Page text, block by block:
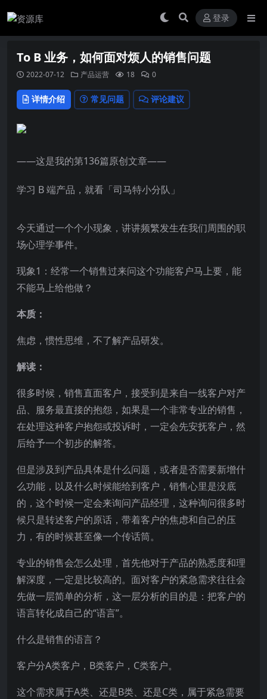
登录
To B 业务，如何面对烦人的销售问题
2022-07-12 产品运营 18 0
详情介绍 常见问题 评论建议
——这是我的第136篇原创文章——
学习 B 端产品，就看「司马特小分队」
今天通过一个个小现象，讲讲频繁发生在我们周围的职
场心理学事件。
现象1：经常一个销售过来问这个功能客户马上要，能
不能马上给他做？
本质：
焦虑，惯性思维，不了解产品研发。
解读：
很多时候，销售直面客户，接受到是来自一线客户对产
品、服务最直接的抱怨，如果是一个非常专业的销售，
在处理这种客户抱怨或投诉时，一定会先安抚客户，然
后给予一个初步的解答。
但是涉及到产品具体是什么问题，或者是否需要新增什
么功能，以及什么时候能给到客户，销售心里是没底
的，这个时候一定会来询问产品经理，这种询问很多时
候只是转述客户的原话，带着客户的焦虑和自己的压
力，有的时候甚至像一个传话筒。
专业的销售会怎么处理，首先他对于产品的熟悉度和理
解深度，一定是比较高的。面对客户的紧急需求往往会
先做一层简单的分析，这一层分析的目的是：把客户的
语言转化成自己的“语言”。
什么是销售的语言？
客户分A类客户，B类客户，C类客户。
这个需求属于A类、还是B类、还是C类，属于紧急需要